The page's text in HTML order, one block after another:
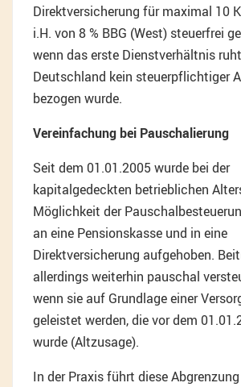
Direktversicherung für maximal 10
i.H. von 8 % BBG (West) steuerfrei
wenn das erste Dienstverhältnis
Deutschland kein steuerpflichtiger
bezogen wurde.
Vereinfachung bei Pauschalierung
Seit dem 01.01.2005 wurde bei der
kapitalgedeckten betrieblichen
Möglichkeit der
an eine Pensionskasse und in eine
Direktversicherung aufgehoben.
allerdings weiterhin pauschal
wenn sie auf Grundlage einer
geleistet werden, die vor dem
wurde (Altzusage).
In der Praxis führt diese